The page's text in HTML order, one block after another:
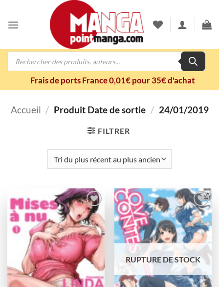
contenu
Recherche
Frais de ports France 0,01€ pour 35€ d'achat
Accueil / Produit Date de sortie / 24/01/2019
FILTRER
Ajouter
à la
wishlist
Ajouter
à la
wishlist
RUPTURE DE STOCK